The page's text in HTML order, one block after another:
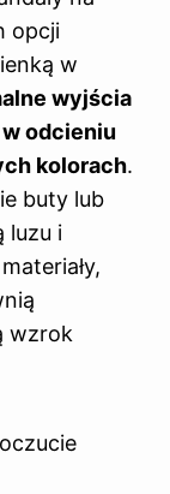
opcji
w
wyjścia
odcieniu
kolorach.
buty lub
luzu i
wzrok